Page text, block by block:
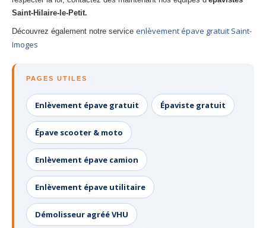
Saint-Hilaire-le-Petit.
Découvrez également notre service enlèvement épave gratuit Saint-
Imoges
PAGES UTILES
Enlèvement épave gratuit Épaviste gratuit
Épave scooter & moto
Enlèvement épave camion
Enlèvement épave utilitaire
Démolisseur agréé VHU